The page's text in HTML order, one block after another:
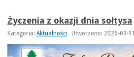
Życzenia z okazji dnia sołtysa
Kategoria: Aktualności Utworzono: 2026-03-11